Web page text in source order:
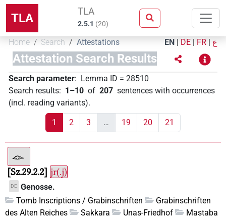
TLA TLA
2.5.1 (20)
Home Search Attestations EN | DE | FR | ع
Attestation Search Results
Search parameter: Lemma ID = 28510
Search results: 1–10 of 207 sentences with occurrences
(incl. reading variants).
1 2 3 … 19 20 21
Sz.29.2.2 jr(.j)
DE
Genosse.
Tomb Inscriptions / Grabinschriften
Grabinschriften
des Alten Reiches
Sakkara Unas-Friedhof
Mastaba